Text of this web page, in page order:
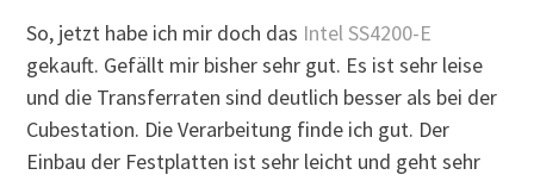
So, jetzt habe ich mir doch das Intel SS4200-E
gekauft. Gefällt mir bisher sehr gut. Es ist sehr leise
und die Transferraten sind deutlich besser als bei der
Cubestation. Die Verarbeitung finde ich gut. Der
Einbau der Festplatten ist sehr leicht und geht sehr